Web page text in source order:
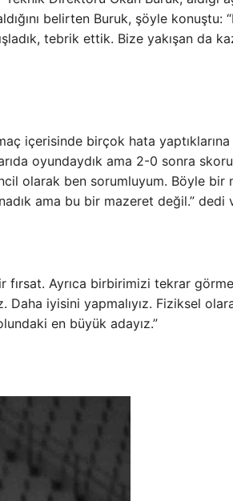
belirten Buruk, şöyle konuştu:
tebrik ettik. Bize yakışan da
içerisinde birçok hata
oyundaydık ama 2-0 sonra
olarak ben sorumluyum. Böyle bir
ama bu bir mazeret değil.” dedi
fırsat. Ayrıca birbirimizi tekrar
Daha iyisini yapmalıyız. Fiziksel
en büyük adayız.”